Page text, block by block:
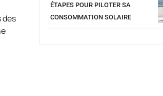
des
ÉTAPES POUR PILOTER SA
CONSOMMATION SOLAIRE